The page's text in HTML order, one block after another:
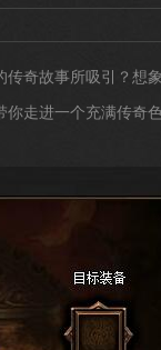
奇故事所吸引？想
你走进一个充满传